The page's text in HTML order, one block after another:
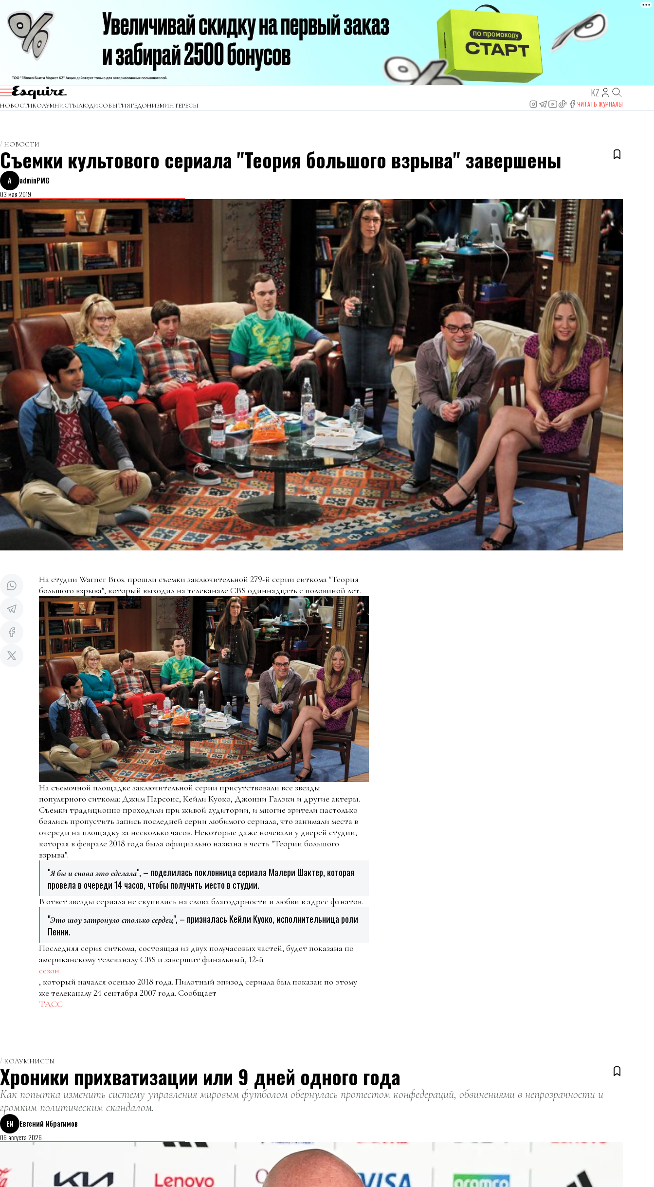
KZ
НОВОСТИКОЛУМНИСТЫЛЮДИСОБЫТИЯГЕДОНИЗМИНТЕРЕСЫ ЧИТАТЬ ЖУРНАЛЫ
НОВОСТИ
Съемки культового сериала "Теория большого взрыва" завершены
A
adminPMG
03 мая 2019
На студии Warner Bros. прошли съемки заключительной 279-й серии ситкома "Теория
большого взрыва", который выходил на телеканале CBS одиннадцать с половиной лет.
На съемочной площадке заключительной серии присутствовали все звезды
популярного ситкома: Джим Парсонс, Кейли Куоко, Джонни Галэки и другие актеры.
Съемки традиционно проходили при живой аудитории, и многие зрители настолько
боялись пропустить запись последней серии любимого сериала, что занимали места в
очереди на площадку за несколько часов. Некоторые даже ночевали у дверей студии,
которая в феврале 2018 года была официально названа в честь "Теории большого
взрыва".
"Я бы и снова это сделала", – поделилась поклонница сериала Малери Шактер, которая
провела в очереди 14 часов, чтобы получить место в студии.
В ответ звезды сериала не скупились на слова благодарности и любви в адрес фанатов.
"Это шоу затронуло столько сердец", – призналась Кейли Куоко, исполнительница роли
Пенни.
Последняя серия ситкома, состоящая из двух получасовых частей, будет показана по
американскому телеканалу CBS и завершит финальный, 12-й
сезон
, который начался осенью 2018 года. Пилотный эпизод сериала был показан по этому
же телеканалу 24 сентября 2007 года. Сообщает
ТАСС
КОЛУМНИСТЫ
Хроники прихватизации или 9 дней одного года
Как попытка изменить систему управления мировым футболом обернулась протестом конфедераций, обвинениями в непрозрачности и
громким политическим скандалом.
ЕИ
Евгений Ибрагимов
06 августа 2026